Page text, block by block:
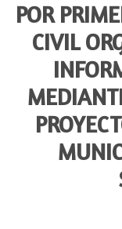
POR
CIVIL